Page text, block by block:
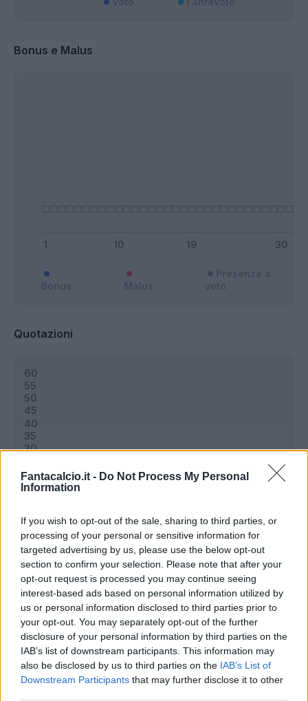
Fantacalcio.it - Do Not Process My Personal
Information
If you wish to opt-out of the sale, sharing to third parties, or
processing of your personal or sensitive information for
targeted advertising by us, please use the below opt-out
section to confirm your selection. Please note that after your
opt-out request is processed you may continue seeing
interest-based ads based on personal information utilized by
us or personal information disclosed to third parties prior to
your opt-out. You may separately opt-out of the further
disclosure of your personal information by third parties on the
IAB’s list of downstream participants. This information may
also be disclosed by us to third parties on the IAB’s List of
Downstream Participants that may further disclose it to other
Bonus e Malus
Quotazioni
Classic Mantra
Riepilogo stagione
Titolare 0 - 0%
Entrato 0 - 0 %
Squalificato